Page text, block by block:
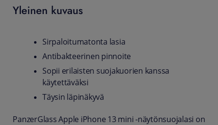
Yleinen kuvaus
Sirpaloitumatonta lasia
Antibakteerinen pinnoite
Sopii erilaisten suojakuorien kanssa
käytettäväksi
Täysin läpinäkyvä
PanzerGlass Apple iPhone 13 mini -näytönsuojalasi on